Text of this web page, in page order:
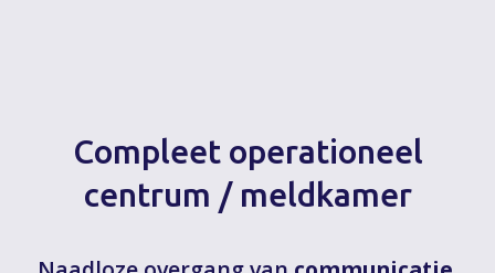
Compleet operationeel
centrum / meldkamer